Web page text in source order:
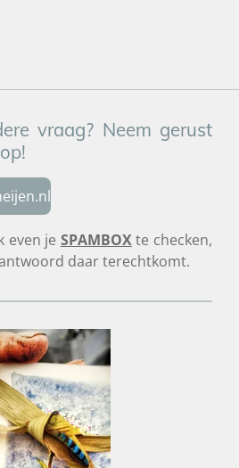
vraag? Neem gerust
even je SPAMBOX te checken,
daar terechtkomt.